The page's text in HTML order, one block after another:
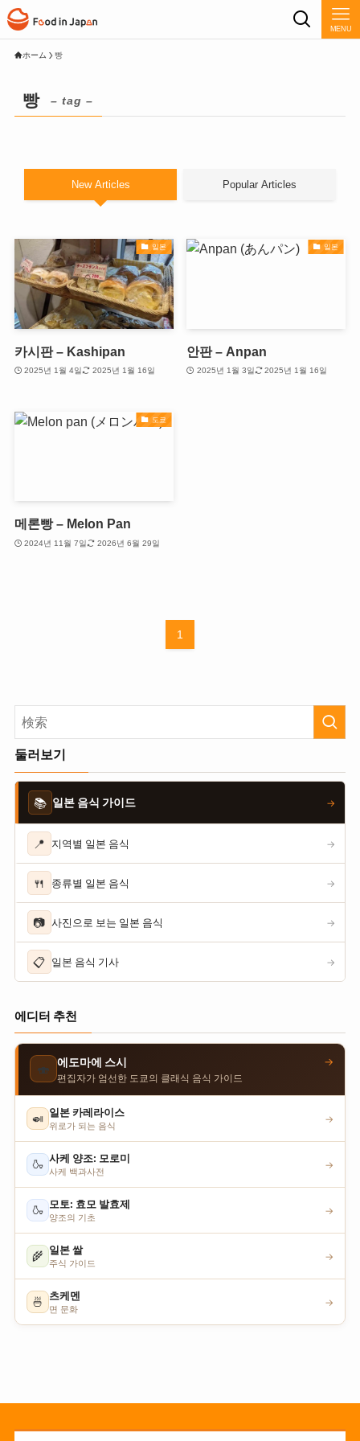
MENU
ホーム 빵
빵 – tag –
New Articles Popular Articles
일본
카시판 – Kashipan
2025년 1월 4일 2025년 1월 16일
일본
안판 – Anpan
2025년 1월 3일 2025년 1월 16일
도쿄
메론빵 – Melon Pan
2024년 11월 7일 2026년 6월 29일
1
둘러보기
📚 일본 음식 가이드 →
📍 지역별 일본 음식 →
🍴 종류별 일본 음식 →
📷 사진으로 보는 일본 음식 →
📋 일본 음식 기사 →
에디터 추천
🍣 에도마에 스시
편집자가 엄선한 도쿄의 클래식 음식 가이드
→
🍛 일본 카레라이스
위로가 되는 음식
→
🍶 사케 양조: 모로미
사케 백과사전
→
🍶 모토: 효모 발효제
양조의 기초
→
🌾 일본 쌀
주식 가이드
→
🍜 츠케멘
면 문화
→